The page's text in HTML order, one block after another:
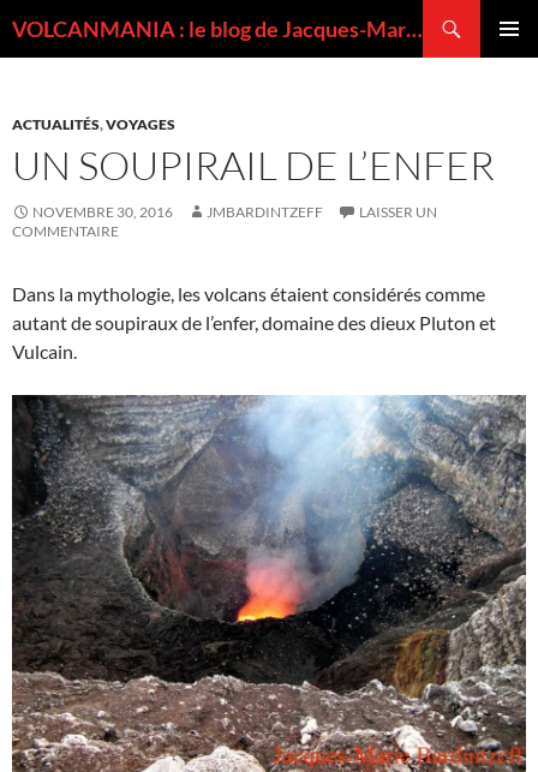
VOLCANMANIA : le blog de Jacques-Marie BARDINTZEFF, volcanologue
ACTUALITÉS,VOYAGES
UN SOUPIRAIL DE L’ENFER
NOVEMBRE 30, 2016 JMBARDINTZEFF
LAISSER UN
COMMENTAIRE
Dans la mythologie, les volcans étaient considérés comme
autant de soupiraux de l’enfer, domaine des dieux Pluton et
Vulcain.